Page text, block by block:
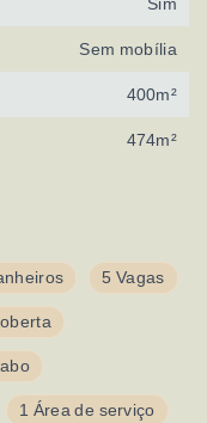
5 Vagas
1 Área de serviço
Sem mobília
400m²
474m²